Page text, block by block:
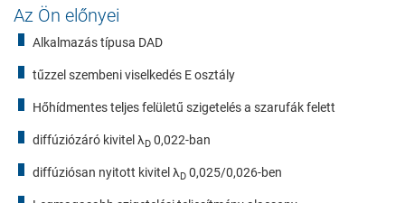
Az Ön előnyei
Alkalmazás típusa DAD
tűzzel szembeni viselkedés E osztály
Hőhídmentes teljes felületű szigetelés a szarufák felett
diffúziózáró kivitel λD 0,022-ban
diffúziósan nyitott kivitel λD 0,025/0,026-ben